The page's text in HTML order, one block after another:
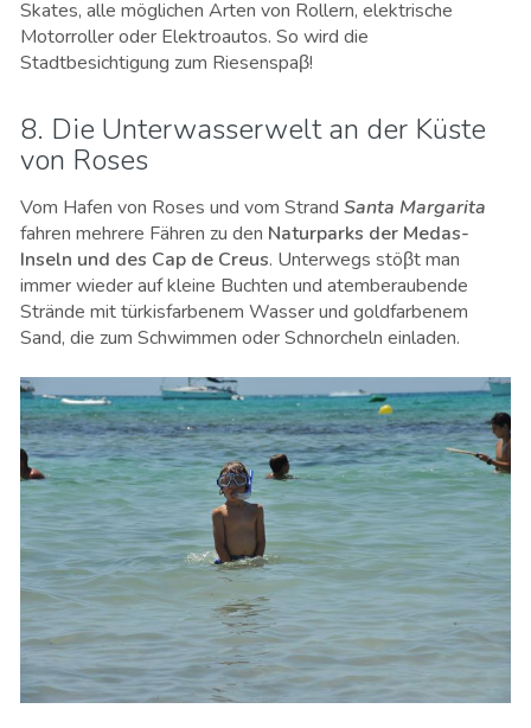
Skates, alle möglichen Arten von Rollern, elektrische
Motorroller oder Elektroautos. So wird die
Stadtbesichtigung zum Riesenspaβ!
8. Die Unterwasserwelt an der Küste
von Roses
Vom Hafen von Roses und vom Strand Santa Margarita
fahren mehrere Fähren zu den Naturparks der Medas-
Inseln und des Cap de Creus. Unterwegs stöβt man
immer wieder auf kleine Buchten und atemberaubende
Strände mit türkisfarbenem Wasser und goldfarbenem
Sand, die zum Schwimmen oder Schnorcheln einladen.